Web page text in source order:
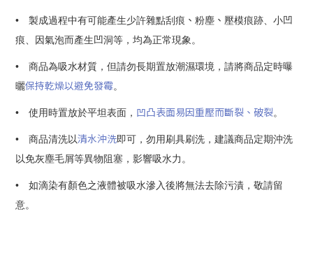
• 製成過程中有可能產生少許雜點刮痕 、 粉塵 、 壓模痕跡、小凹
痕、因氣泡而產生凹洞等，均為正常現象。
• 商品為吸水材質，但請勿長期置放潮濕環境，請將商品定時曝
曬保持乾燥以避免發霉。
• 使用時置放於平坦表面， 凹凸表面易因重壓而斷裂、破裂。
• 商品清洗以清水沖洗即可，勿用刷具刷洗，建議商品定期沖洗
以免灰塵毛屑等異物阻塞，影響吸水力 。
• 如滴染有顏色之液體被吸水滲入後將無法去除污漬，敬請留
意。